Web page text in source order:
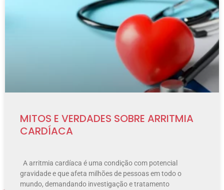
MITOS E VERDADES SOBRE ARRITMIA
CARDÍACA
A arritmia cardíaca é uma condição com potencial
gravidade e que afeta milhões de pessoas em todo o
mundo, demandando investigação e tratamento